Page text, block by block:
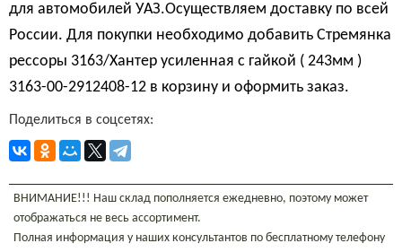
для автомобилей УАЗ.Осуществляем доставку по всей
России. Для покупки необходимо добавить Стремянка
рессоры 3163/Хантер усиленная c гайкой ( 243мм )
3163-00-2912408-12 в корзину и оформить заказ.
Поделиться в соцсетях:
ВНИМАНИЕ!!! Наш склад пополняется ежедневно, поэтому может
отображаться не весь ассортимент.
Полная информация у наших консультантов по бесплатному телефону